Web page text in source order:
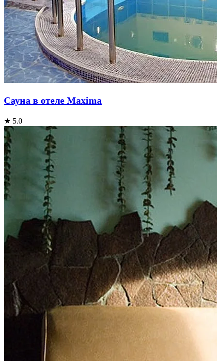
Сауна в отеле Maxima
★ 5.0